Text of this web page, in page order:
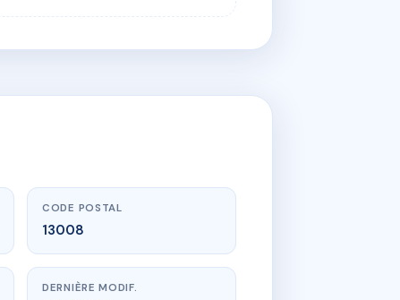
CODE POSTAL
13008
DERNIÈRE MODIF.